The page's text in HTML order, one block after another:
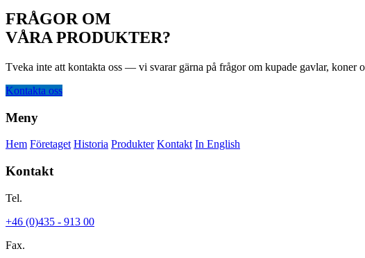
FRÅGOR OM
VÅRA PRODUKTER?
Tveka inte att kontakta oss — vi svarar gärna på frågor om kupade gavlar, koner
Kontakta oss
Meny
Hem Företaget Historia Produkter Kontakt In English
Kontakt
Tel.
+46 (0)435 - 913 00
Fax.